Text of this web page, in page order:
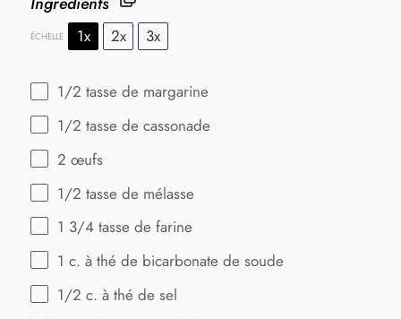
ÉCHELLE 1x 2x 3x
1/2 tasse de margarine
1/2 tasse de cassonade
2 œufs
1/2 tasse de mélasse
1 3/4 tasse de farine
1 c. à thé de bicarbonate de soude
1/2 c. à thé de sel